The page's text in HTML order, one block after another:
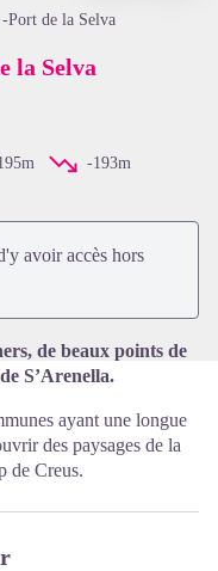
en plein écran
Port de la Selva
la Selva
-193m
avoir accès hors
de beaux points de
S’Arenella.
ayant une longue
des paysages de la
de Creus.